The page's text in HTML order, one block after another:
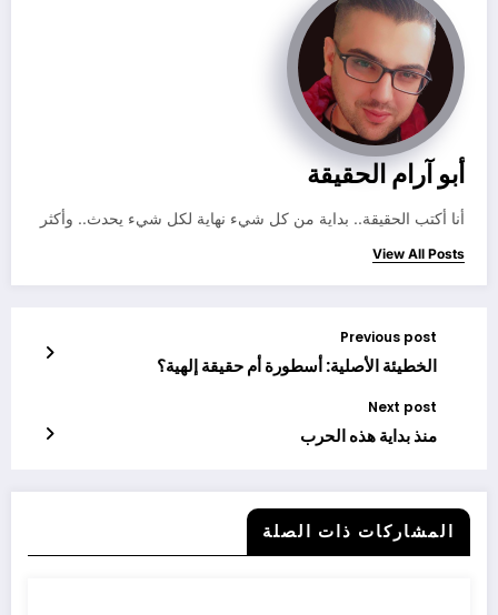
أبو آرام الحقيقة
أنا أكتب الحقيقة.. بداية من كل شيء نهاية لكل شيء يحدث.. وأكثر
View All Posts
Previous post
الخطيئة الأصلية: أسطورة أم حقيقة إلهية؟
Next post
منذ بداية هذه الحرب
المشاركات ذات الصلة